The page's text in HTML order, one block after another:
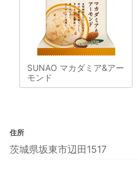
SUNAO マカダミア&アー
モンド
住所
茨城県坂東市辺田1517